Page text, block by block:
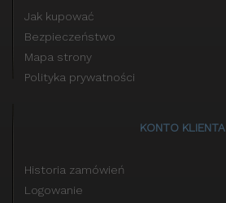
Jak kupować
Bezpieczeństwo
Mapa strony
Polityka prywatności
KONTO KLIENTA
Historia zamówień
Logowanie